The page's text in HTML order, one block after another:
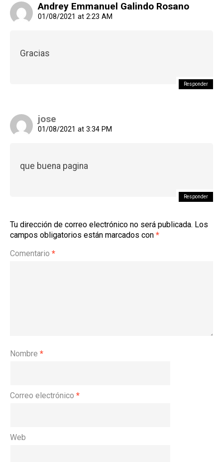
Andrey Emmanuel Galindo Rosano
01/08/2021 at 2:23 AM
Gracias
Responder
jose
01/08/2021 at 3:34 PM
que buena pagina
Responder
Tu dirección de correo electrónico no será publicada. Los
campos obligatorios están marcados con *
Comentario *
Nombre *
Correo electrónico *
Web